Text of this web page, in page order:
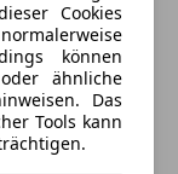
Cookies
können
ähnliche
Das
Tools kann